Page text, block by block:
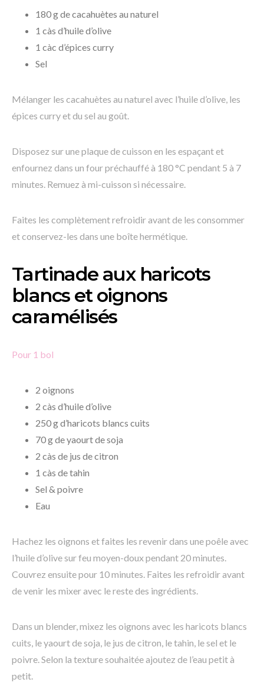
180 g de cacahuètes au naturel
1 càs d’huile d’olive
1 càc d’épices curry
Sel
Mélanger les cacahuètes au naturel avec l’huile d’olive, les
épices curry et du sel au goût.
Disposez sur une plaque de cuisson en les espaçant et
enfournez dans un four préchauffé à 180 °C pendant 5 à 7
minutes. Remuez à mi-cuisson si nécessaire.
Faites les complètement refroidir avant de les consommer
et conservez-les dans une boîte hermétique.
Tartinade aux haricots
blancs et oignons
caramélisés
Pour 1 bol
2 oignons
2 càs d’huile d’olive
250 g d’haricots blancs cuits
70 g de yaourt de soja
2 càs de jus de citron
1 càs de tahin
Sel & poivre
Eau
Hachez les oignons et faites les revenir dans une poêle avec
l’huile d’olive sur feu moyen-doux pendant 20 minutes.
Couvrez ensuite pour 10 minutes. Faites les refroidir avant
de venir les mixer avec le reste des ingrédients.
Dans un blender, mixez les oignons avec les haricots blancs
cuits, le yaourt de soja, le jus de citron, le tahin, le sel et le
poivre. Selon la texture souhaitée ajoutez de l’eau petit à
petit.